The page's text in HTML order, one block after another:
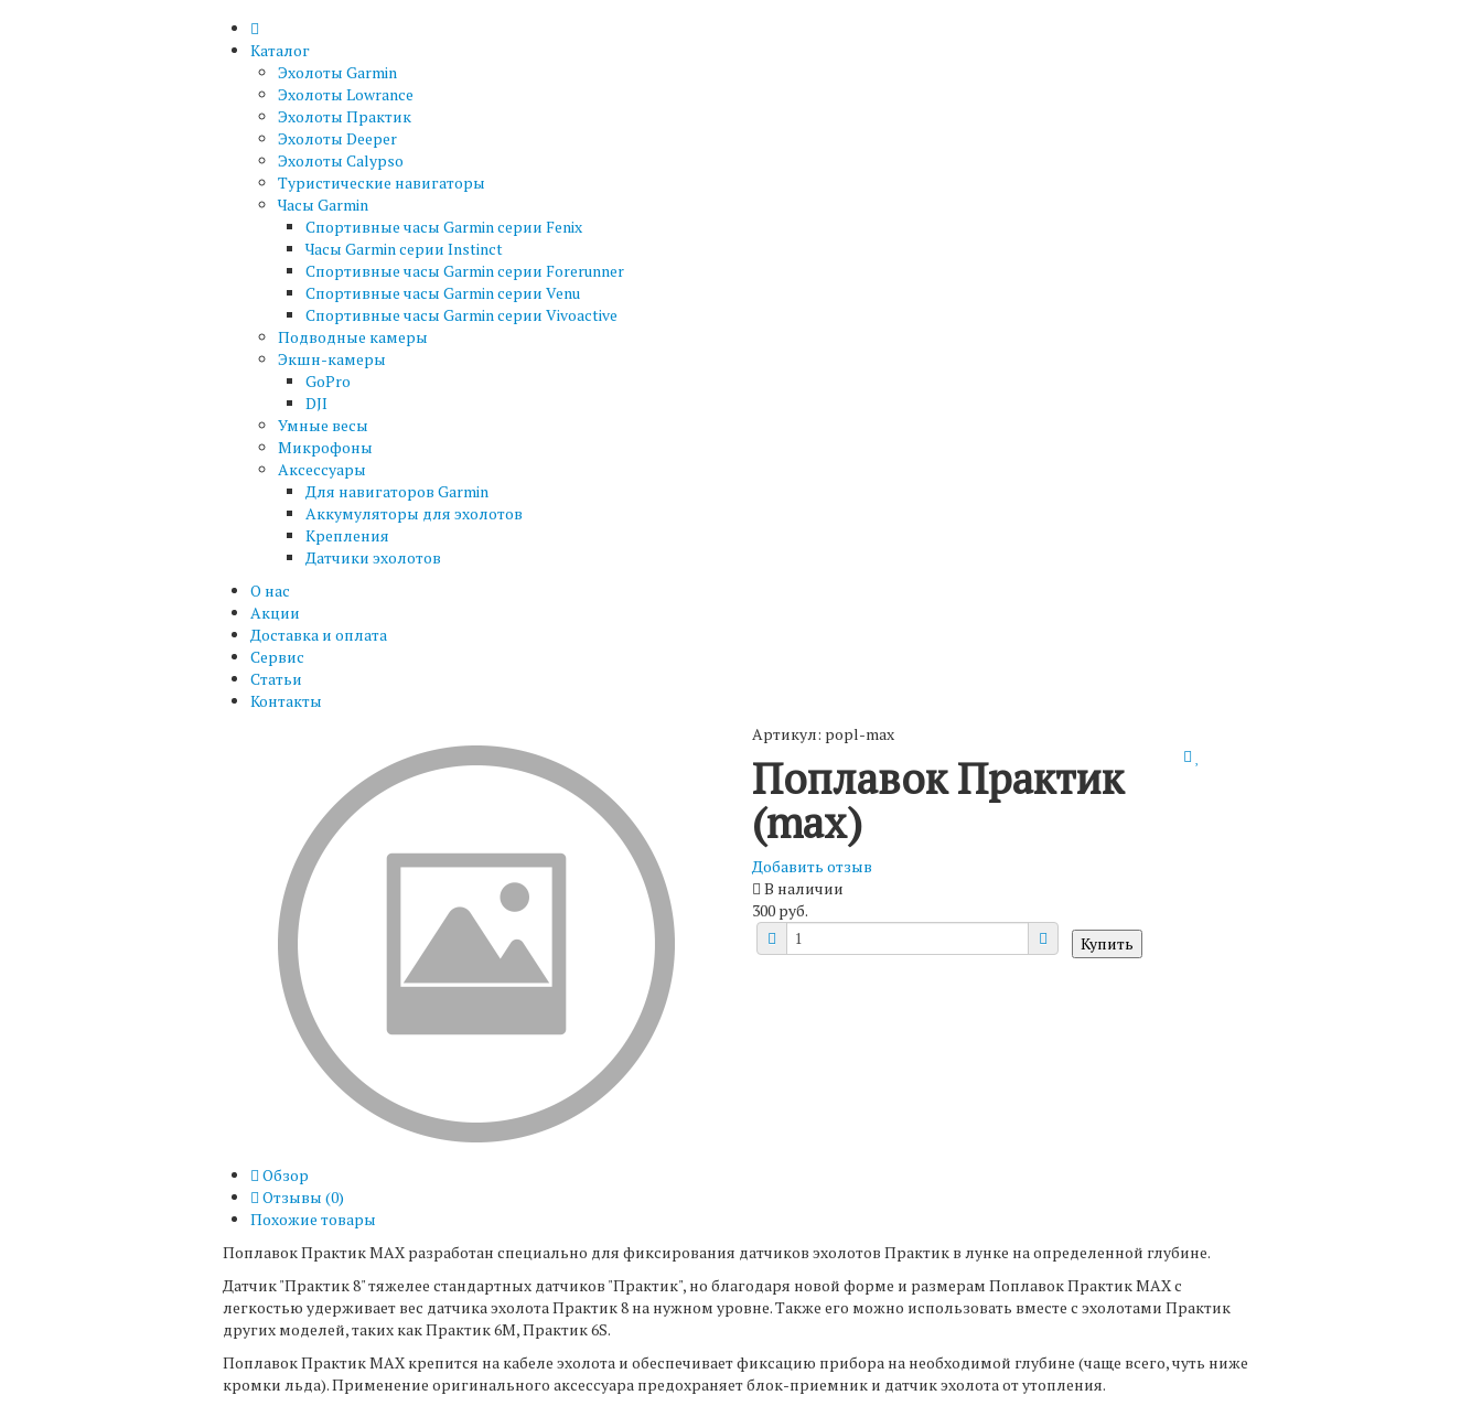
Каталог
Эхолоты Garmin
Эхолоты Lowrance
Эхолоты Практик
Эхолоты Deeper
Эхолоты Calypso
Туристические навигаторы
Часы Garmin
Спортивные часы Garmin серии Fenix
Часы Garmin серии Instinct
Спортивные часы Garmin серии Forerunner
Спортивные часы Garmin серии Venu
Спортивные часы Garmin серии Vivoactive
Подводные камеры
Экшн-камеры
GoPro
DJI
Умные весы
Микрофоны
Аксессуары
Для навигаторов Garmin
Аккумуляторы для эхолотов
Крепления
Датчики эхолотов
О нас
Акции
Доставка и оплата
Сервис
Статьи
Контакты
Артикул: popl-max
Поплавок Практик
(max)
Добавить отзыв
В наличии
300 руб.
Обзор
Отзывы (0)
Похожие товары
Поплавок Практик МАХ разработан специально для фиксирования датчиков эхолотов Практик в лунке на определенной глубине.
Датчик "Практик 8" тяжелее стандартных датчиков "Практик", но благодаря новой форме и размерам Поплавок Практик МАХ с
легкостью удерживает вес датчика эхолота Практик 8 на нужном уровне. Также его можно использовать вместе с эхолотами Практик
других моделей, таких как Практик 6М, Практик 6S.
Поплавок Практик МАХ крепится на кабеле эхолота и обеспечивает фиксацию прибора на необходимой глубине (чаще всего, чуть ниже
кромки льда). Применение оригинального аксессуара предохраняет блок-приемник и датчик эхолота от утопления.